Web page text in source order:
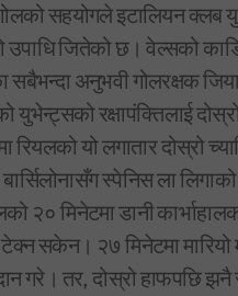
सहयोगले इटालियन क्लब
उपाधि जितेको छ। वेल्सको
सबैभन्दा अनुभवी गोलरक्षक
युभेन्ट्सको रक्षापंक्तिलाई
रियलको यो लगातार दोस्रो
स्पेनिस ला
मिनेटमा डानी
सकेन। २७ मिनेटमा मारियो
गरे। तर, दोस्रो